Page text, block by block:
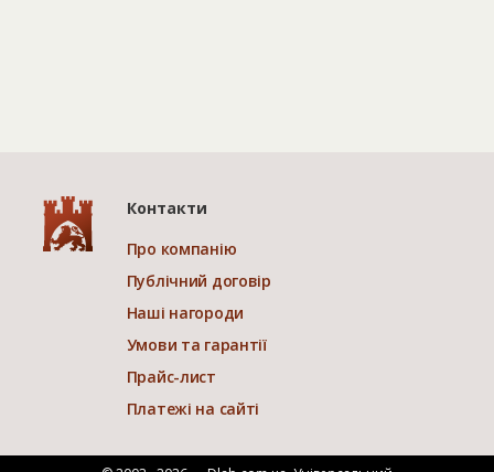
Контакти
Про компанію
Публічний договір
Наші нагороди
Умови та гарантії
Прайс-лист
Платежі на сайті